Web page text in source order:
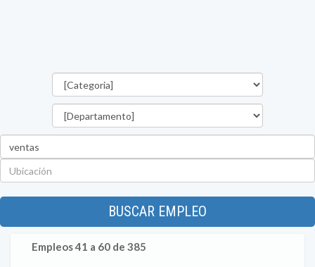
BUSCAR EMPLEO
Empleos 41 a 60 de 385